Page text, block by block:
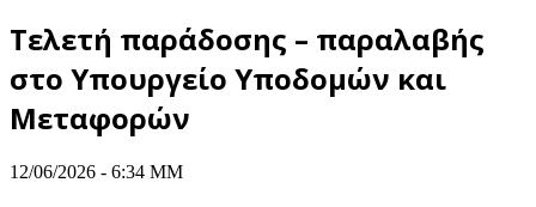
Τελετή παράδοσης – παραλαβής
στο Υπουργείο Υποδομών και
Μεταφορών
12/06/2026 - 6:34 ΜΜ